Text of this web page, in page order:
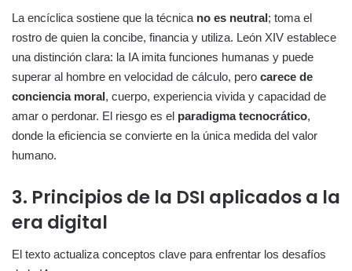
La encíclica sostiene que la técnica no es neutral ; toma el
rostro de quien la concibe, financia y utiliza. León XIV establece
una distinción clara: la IA imita funciones humanas y puede
superar al hombre en velocidad de cálculo, pero carece de
conciencia moral , cuerpo, experiencia vivida y capacidad de
amar o perdonar. El riesgo es el paradigma tecnocrático,
donde la eficiencia se convierte en la única medida del valor
humano.
3. Principios de la DSI aplicados a la
era digital
El texto actualiza conceptos clave para enfrentar los desafíos